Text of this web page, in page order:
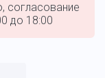
согласование
до 18:00